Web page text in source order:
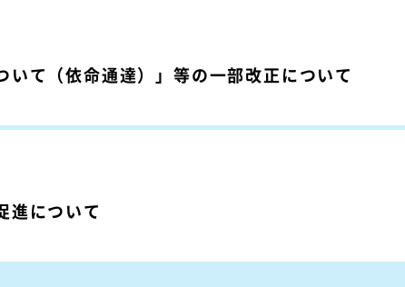
て（依命通達）」等の一部改正について
進について